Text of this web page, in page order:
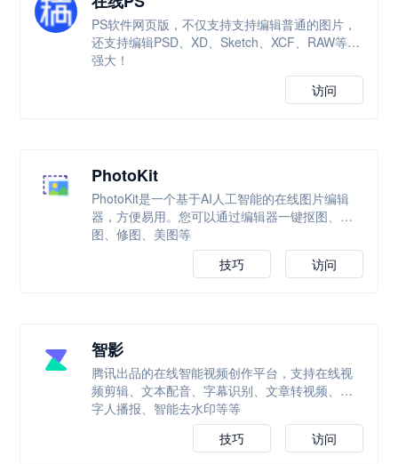
PS软件网页版，不仅支持支持编辑普通的图片，
还支持编辑PSD、XD、Sketch、XCF、RAW等，
强大！
访问
PhotoKit
PhotoKit是一个基于AI人工智能的在线图片编辑
器，方便易用。您可以通过编辑器一键抠图、改
图、修图、美图等
访问
技巧
智影
腾讯出品的在线智能视频创作平台，支持在线视
频剪辑、文本配音、字幕识别、文章转视频、数
字人播报、智能去水印等等
访问
技巧